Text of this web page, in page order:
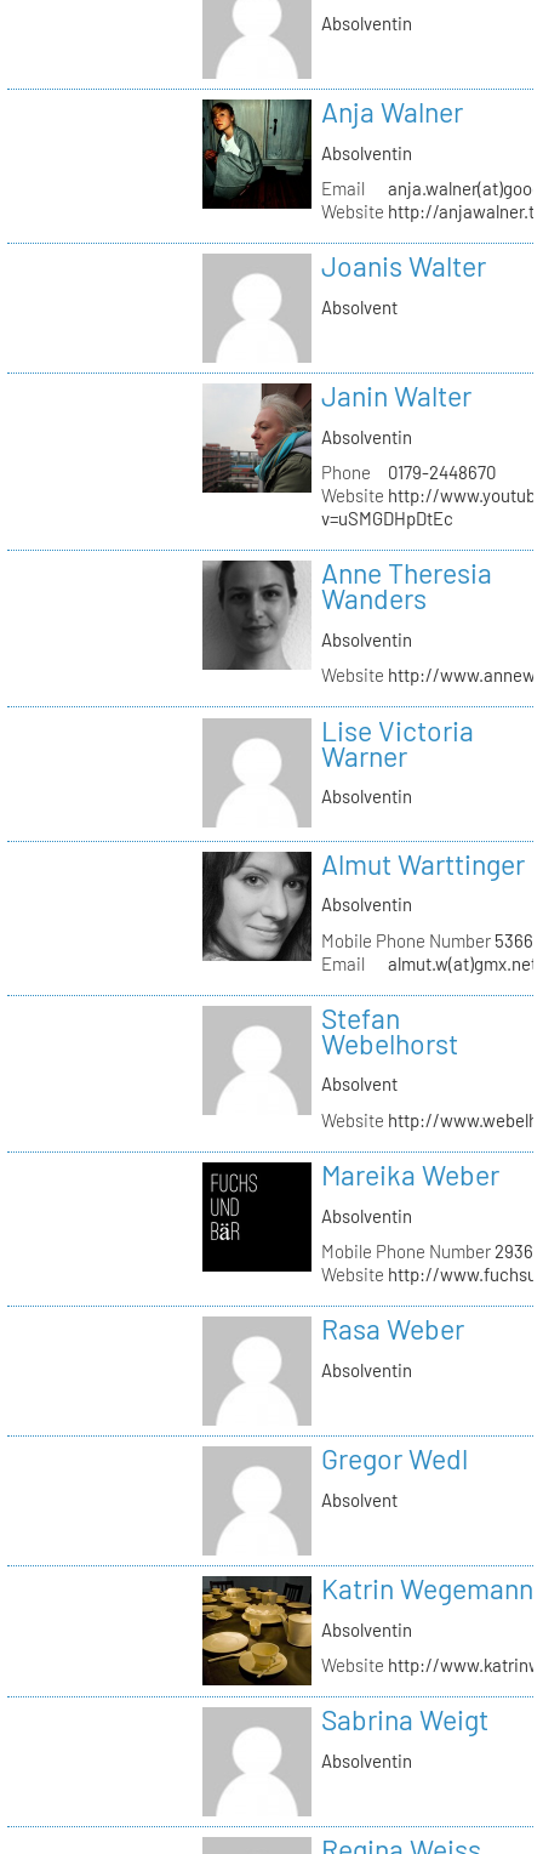
Absolventin
Anja Walner
Absolventin
Email
Website http://
Joanis Walter
Absolvent
Janin Walter
Absolventin
Phone
0179-2448670
Website http://
v=uSMGDHpDtEc
Anne Theresia
Wanders
Absolventin
Website http://
Lise Victoria
Warner
Absolventin
Almut Warttinger
Absolventin
Mobile Phone Number
Email
almut.w(at)gmx.net
Stefan
Webelhorst
Absolvent
Website http://
Mareika Weber
Absolventin
Mobile Phone Number
Website http://
Rasa Weber
Absolventin
Gregor Wedl
Absolvent
Katrin Wegemann
Absolventin
Website http://
Sabrina Weigt
Absolventin